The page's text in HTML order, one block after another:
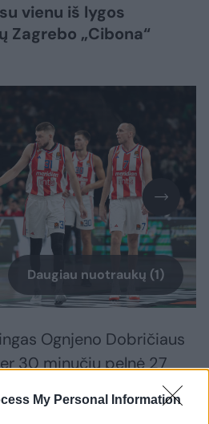
My Personal Information
vienu iš lygos
„Cibona“
Daugiau nuotraukų (1)
Ognjeno Dobričiaus
30 minučių pelnė 27
ir surinko 27